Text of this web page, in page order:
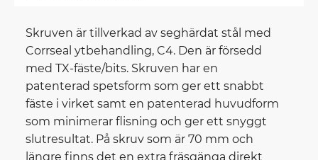
Skruven är tillverkad av seghärdat stål med
Corrseal ytbehandling, C4. Den är försedd
med TX-fäste/bits. Skruven har en
patenterad spetsform som ger ett snabbt
fäste i virket samt en patenterad huvudform
som minimerar flisning och ger ett snyggt
slutresultat. På skruv som är 70 mm och
längre finns det en extra fräsgänga direkt